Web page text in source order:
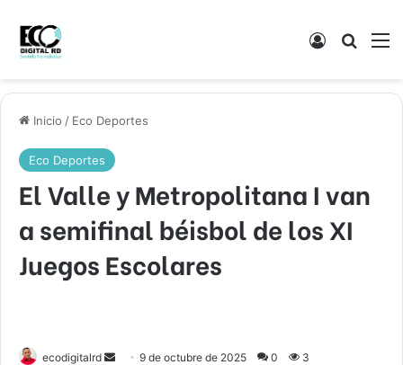
Acceso
Inicio / Eco Deportes
Eco Deportes
El Valle y Metropolitana I van
a semifinal béisbol de los XI
Juegos Escolares
ecodigitalrd
Send9 de octubre de 2025 0 3